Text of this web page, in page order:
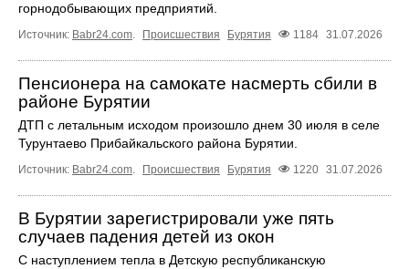
горнодобывающих предприятий.
Источник: Babr24.com. Происшествия Бурятия 1184 31.07.2026
Пенсионера на самокате насмерть сбили в
районе Бурятии
ДТП с летальным исходом произошло днем 30 июля в селе
Турунтаево Прибайкальского района Бурятии.
Источник: Babr24.com. Происшествия Бурятия 1220 31.07.2026
В Бурятии зарегистрировали уже пять
случаев падения детей из окон
С наступлением тепла в Детскую республиканскую